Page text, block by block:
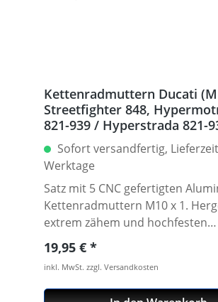
Kettenradmuttern Ducati
Streetfighter 848, Hypermotrad 796-
821-939 / Hyperstrada 821-
Desmosedici RR, 5 | silber
Sofort versandfertig,
Werktage
Satz mit 5 CNC gefertigten
Kettenradmuttern M10 x 1.
extrem zähem und hochfesten
Kontruktionsaluminium 7075 T6. In
verschíedenen Farben lieferbar Gefertigt
auch modernen CNC Maschinen
Germany. · Material : 7075-T6 · Gewinde :
Regulärer Preis:
19,95 €
inkl. MwSt. zzgl. Versandkosten